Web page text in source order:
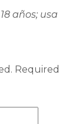
años; usa
Required